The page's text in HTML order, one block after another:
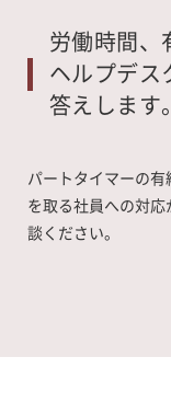
労働時間、
ヘルプデス
答えします
パートタイマーの
を取る社員への対応
談ください。